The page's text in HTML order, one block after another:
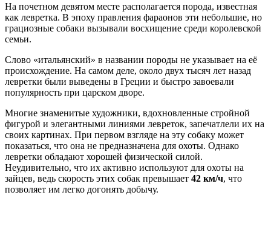
На почетном девятом месте располагается порода, известная
как левретка. В эпоху правления фараонов эти небольшие, но
грациозные собаки вызывали восхищение среди королевской
семьи.
Слово «итальянский» в названии породы не указывает на её
происхождение. На самом деле, около двух тысяч лет назад
левретки были выведены в Греции и быстро завоевали
популярность при царском дворе.
Многие знаменитые художники, вдохновленные стройной
фигурой и элегантными линиями левреток, запечатлели их на
своих картинах. При первом взгляде на эту собаку может
показаться, что она не предназначена для охоты. Однако
левретки обладают хорошей физической силой.
Неудивительно, что их активно используют для охоты на
зайцев, ведь скорость этих собак превышает 42 км/ч, что
позволяет им легко догонять добычу.